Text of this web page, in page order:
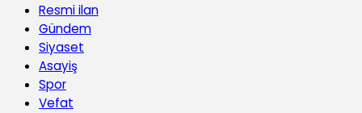
Resmi ilan
Gündem
Siyaset
Asayiş
Spor
Vefat